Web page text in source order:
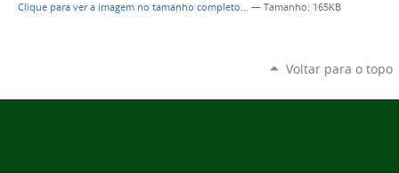
Clique para ver a imagem no tamanho completo… — Tamanho: 165KB
Voltar para o topo